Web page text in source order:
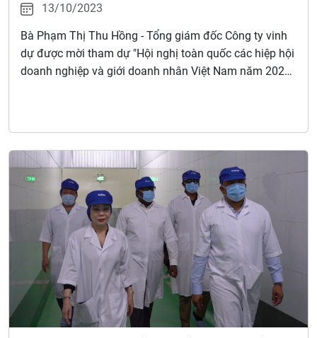
ĐOÀN THƯƠNG MẠI VÀ CÔNG NGHIỆP
VIỆT NAM (VCCI) tổ chức nhân kỷ niệm
ngày Doanh nhân Việt Nam
13/10/2023
Bà Phạm Thị Thu Hồng - Tổng giám đốc Công ty vinh
dự được mời tham dự "Hội nghị toàn quốc các hiệp hội
doanh nghiệp và giới doanh nhân Việt Nam năm 2023"